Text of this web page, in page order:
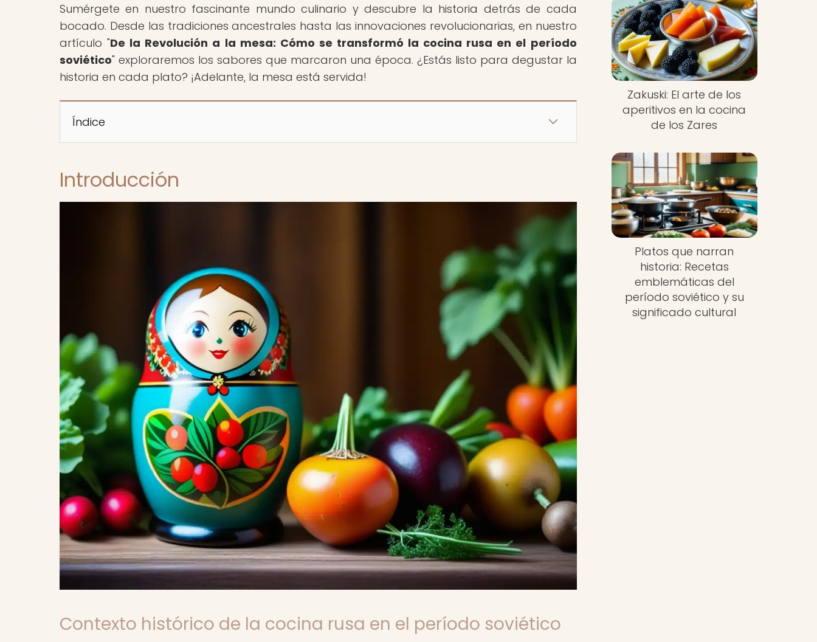
Sumérgete en nuestro fascinante mundo culinario y descubre la historia detrás de cada
bocado. Desde las tradiciones ancestrales hasta las innovaciones revolucionarias, en nuestro
artículo "De la Revolución a la mesa: Cómo se transformó la cocina rusa en el período
soviético" exploraremos los sabores que marcaron una época. ¿Estás listo para degustar la
historia en cada plato? ¡Adelante, la mesa está servida!
Índice
Introducción
Contexto histórico de la cocina rusa en el período soviético
Zakuski: El arte de los
aperitivos en la cocina
de los Zares
Platos que narran
historia: Recetas
emblemáticas del
período soviético y su
significado cultural